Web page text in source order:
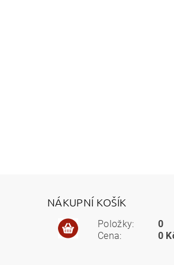
NÁKUPNÍ KOŠÍK
Položky:
Cena:
0
0